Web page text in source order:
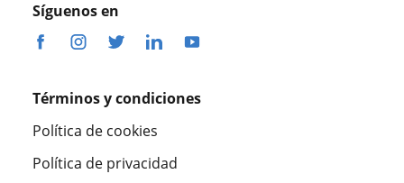
Síguenos en
Términos y condiciones
Política de cookies
Política de privacidad